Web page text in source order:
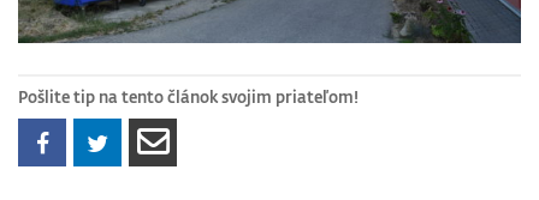
Pošlite tip na tento článok svojim priateľom!